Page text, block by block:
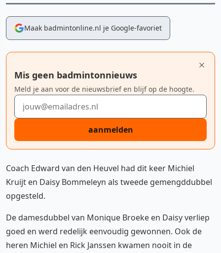
Maak badmintonline.nl je Google-favoriet
Mis geen badmintonnieuws
Meld je aan voor de nieuwsbrief en blijf op de hoogte.
E-mailadres
aanmelden
Coach Edward van den Heuvel had dit keer Michiel
Kruijt en Daisy Bommeleyn als tweede gemengddubbel
opgesteld.
De damesdubbel van Monique Broeke en Daisy verliep
goed en werd redelijk eenvoudig gewonnen. Ook de
heren Michiel en Rick Janssen kwamen nooit in de